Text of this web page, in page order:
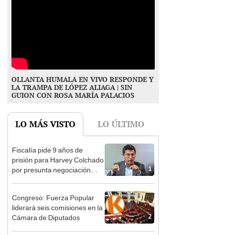
OLLANTA HUMALA EN VIVO RESPONDE Y
LA TRAMPA DE LÓPEZ ALIAGA | SIN
GUION CON ROSA MARÍA PALACIOS
LO MÁS VISTO LO ÚLTIMO
1
Fiscalía pide 9 años de
prisión para Harvey Colchado
por presunta negociación
2
Congreso: Fuerza Popular
liderará seis comisiones en la
Cámara de Diputados